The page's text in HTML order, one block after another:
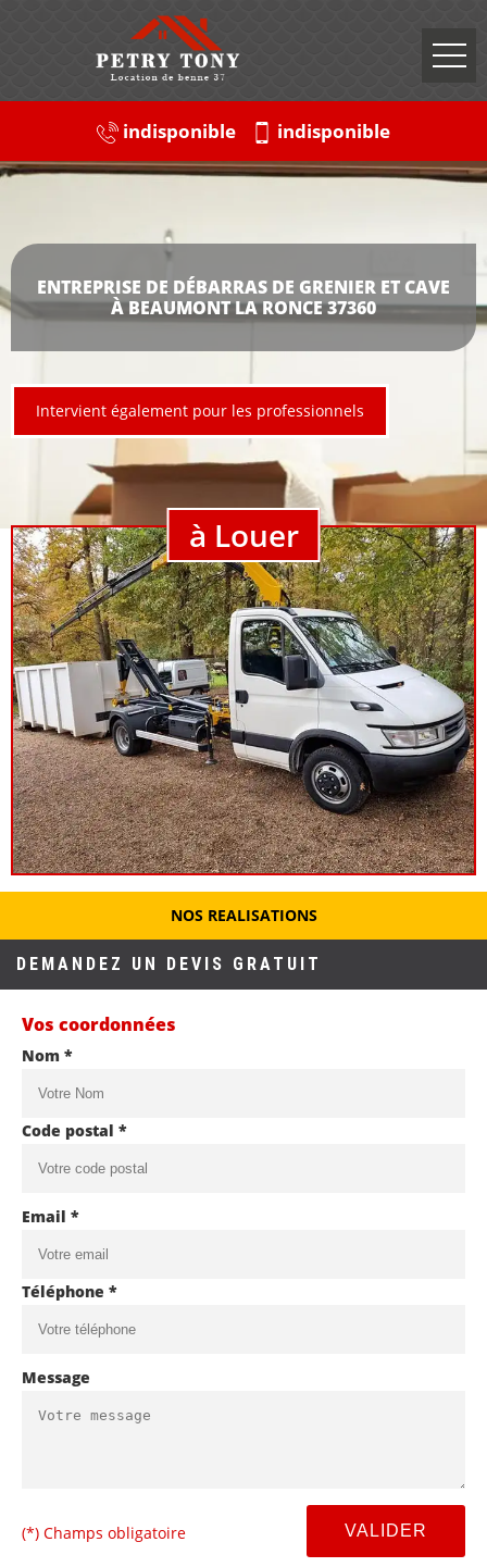
indisponible indisponible
ENTREPRISE DE DÉBARRAS DE GRENIER ET CAVE
À BEAUMONT LA RONCE 37360
Intervient également pour les professionnels
à Louer
NOS REALISATIONS
DEMANDEZ UN DEVIS GRATUIT
Vos coordonnées
Nom *
Code postal *
Email *
Téléphone *
Message
(*) Champs obligatoire